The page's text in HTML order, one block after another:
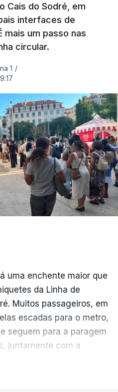
relatório do
Observação da Terra
União Europeia.
Meteorológicas de
de calor excecional na
a temperatura
a um novo recorde
Cais do Sodré, em
interfaces de
mais um passo nas
circular.
1 /
uma enchente maior que
da Linha de
Muitos passageiros, em
escadas para o metro,
seguem para a paragem
juntamente com a